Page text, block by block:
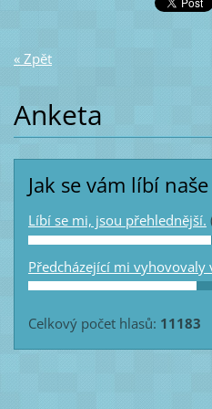
« Zpět
Anketa
Jak se vám líbí
Líbí se mi, jsou přehlednější.
Předcházející mi vyhovovaly
Celkový počet hlasů: 11183